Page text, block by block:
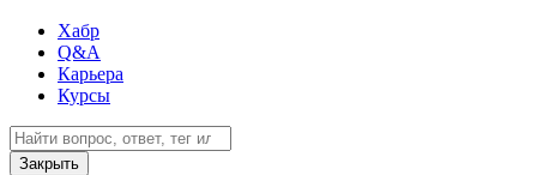
Хабр
Q&A
Карьера
Курсы
Закрыть